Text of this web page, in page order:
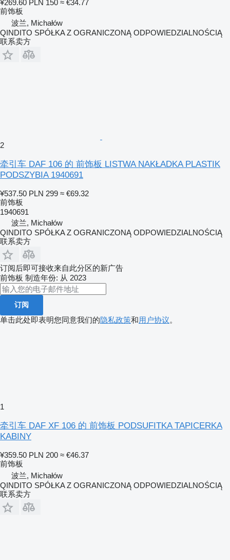
¥269.60 PLN 150 ≈ €34.77
前饰板
波兰, Michałów
QINDITO SPÓŁKA Z OGRANICZONĄ ODPOWIEDZIALNOŚCIĄ
联系卖方
2
牵引车 DAF 106 的 前饰板 LISTWA NAKŁADKA PLASTIK
PODSZYBIA 1940691
¥537.50 PLN 299 ≈ €69.32
前饰板
1940691
波兰, Michałów
QINDITO SPÓŁKA Z OGRANICZONĄ ODPOWIEDZIALNOŚCIĄ
联系卖方
订阅后即可接收来自此分区的新广告
前饰板 制造年份: 从 2023
订阅
单击此处即表明您同意我们的隐私政策和用户协议。
1
牵引车 DAF XF 106 的 前饰板 PODSUFITKA TAPICERKA
KABINY
¥359.50 PLN 200 ≈ €46.37
前饰板
波兰, Michałów
QINDITO SPÓŁKA Z OGRANICZONĄ ODPOWIEDZIALNOŚCIĄ
联系卖方